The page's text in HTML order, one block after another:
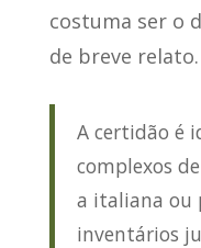
costuma ser o
de breve relato.
A certidão é
complexos de
a italiana ou
inventários